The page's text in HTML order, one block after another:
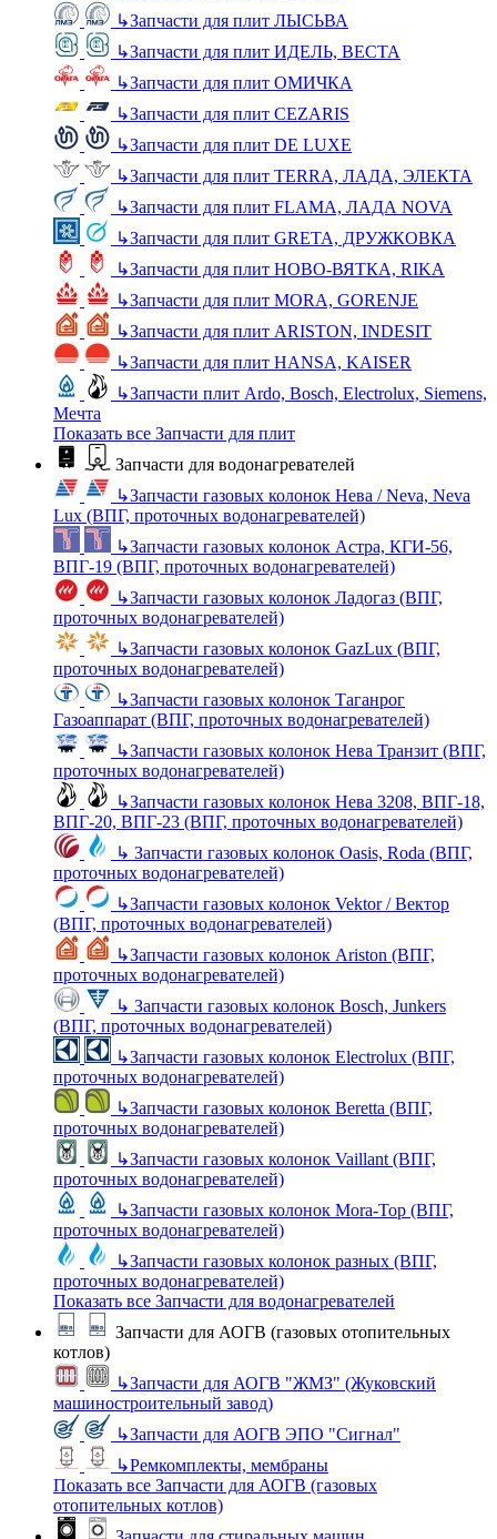
↳Запчасти для плит ЛЫСЬВА
↳Запчасти для плит ИДЕЛЬ, ВЕСТА
↳Запчасти для плит ОМИЧКА
↳Запчасти для плит CEZARIS
↳Запчасти для плит DE LUXE
↳Запчасти для плит TERRA, ЛАДА, ЭЛЕКТА
↳Запчасти для плит FLAMA, ЛАДА NOVA
↳Запчасти для плит GRETA, ДРУЖКОВКА
↳Запчасти для плит НОВО-ВЯТКА, RIKA
↳Запчасти для плит MORA, GORENJE
↳Запчасти для плит ARISTON, INDESIT
↳Запчасти для плит HANSA, KAISER
↳Запчасти плит Ardo, Bosch, Electrolux, Siemens,
Мечта
Показать все Запчасти для плит
Запчасти для водонагревателей
↳Запчасти газовых колонок Нева / Neva, Neva
Lux (ВПГ, проточных водонагревателей)
↳Запчасти газовых колонок Астра, КГИ-56,
ВПГ-19 (ВПГ, проточных водонагревателей)
↳Запчасти газовых колонок Ладогаз (ВПГ,
проточных водонагревателей)
↳Запчасти газовых колонок GazLux (ВПГ,
проточных водонагревателей)
↳Запчасти газовых колонок Таганрог
Газоаппарат (ВПГ, проточных водонагревателей)
↳Запчасти газовых колонок Нева Транзит (ВПГ,
проточных водонагревателей)
↳Запчасти газовых колонок Нева 3208, ВПГ-18,
ВПГ-20, ВПГ-23 (ВПГ, проточных водонагревателей)
↳ Запчасти газовых колонок Oasis, Roda (ВПГ,
проточных водонагревателей)
↳Запчасти газовых колонок Vektor / Вектор
(ВПГ, проточных водонагревателей)
↳Запчасти газовых колонок Ariston (ВПГ,
проточных водонагревателей)
↳ Запчасти газовых колонок Bosch, Junkers
(ВПГ, проточных водонагревателей)
↳Запчасти газовых колонок Electrolux (ВПГ,
проточных водонагревателей)
↳Запчасти газовых колонок Beretta (ВПГ,
проточных водонагревателей)
↳Запчасти газовых колонок Vaillant (ВПГ,
проточных водонагревателей)
↳Запчасти газовых колонок Mora-Top (ВПГ,
проточных водонагревателей)
↳Запчасти газовых колонок разных (ВПГ,
проточных водонагревателей)
Показать все Запчасти для водонагревателей
Запчасти для АОГВ (газовых отопительных
котлов)
↳Запчасти для АОГВ "ЖМЗ" (Жуковский
машиностроительный завод)
↳Запчасти для АОГВ ЭПО "Сигнал"
↳Ремкомплекты, мембраны
Показать все Запчасти для АОГВ (газовых
отопительных котлов)